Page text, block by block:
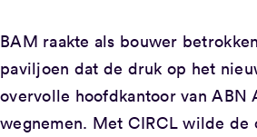
BAM raakte als bouwer
paviljoen dat de druk op het
overvolle hoofdkantoor van ABN
wegnemen. Met CIRCL wilde de